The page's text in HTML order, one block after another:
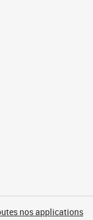
nos applications